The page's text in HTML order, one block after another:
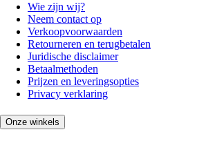
Wie zijn wij?
Neem contact op
Verkoopvoorwaarden
Retourneren en terugbetalen
Juridische disclaimer
Betaalmethoden
Prijzen en leveringsopties
Privacy verklaring
Onze winkels